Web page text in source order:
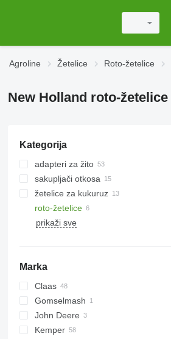
Agroline Žetelice Roto-žetelice
New Holland roto-žetelice
Kategorija
adapteri za žito
sakupljači otkosa
žetelice za kukuruz
roto-žetelice
prikaži sve
Marka
Claas
Conspeed
Corio
Direct Disc
Gomselmash
John Deere
Kemper